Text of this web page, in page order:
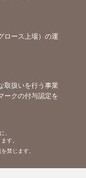
ロース上場）の運
取扱いを行う事業
ークの付与認定を
、
す。
禁じます。